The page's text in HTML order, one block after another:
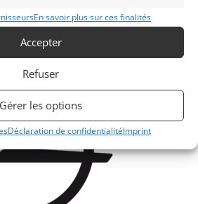
En savoir plus sur ces finalités
Accepter
Refuser
Gérer les options
Déclaration de confidentialitéImprint